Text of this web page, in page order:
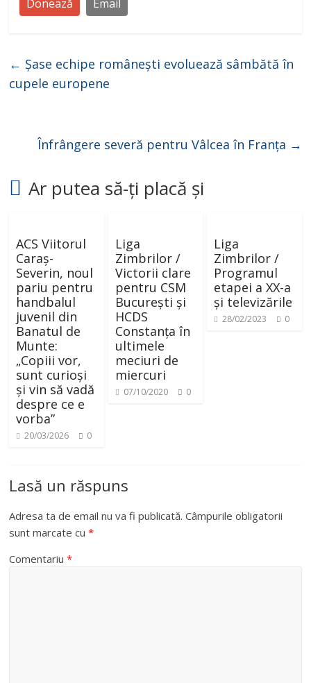
Donează Email
← Șase echipe românești evoluează sâmbătă în
cupele europene
Înfrângere severă pentru Vâlcea în Franța →
Ar putea să-ți placă și
ACS Viitorul
Caraș-
Severin, noul
pariu pentru
handbalul
juvenil din
Banatul de
Munte:
„Copiii vor,
sunt curioși
și vin să vadă
despre ce e
vorba”
20/03/2026 0
Liga
Zimbrilor /
Victorii clare
pentru CSM
București și
HCDS
Constanța în
ultimele
meciuri de
miercuri
07/10/2020 0
Liga
Zimbrilor /
Programul
etapei a XX-a
și televizările
28/02/2023 0
Lasă un răspuns
Adresa ta de email nu va fi publicată. Câmpurile obligatorii
sunt marcate cu*
Comentariu*